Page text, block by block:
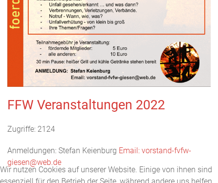
FFW Veranstaltungen 2022
Zugriffe: 2124
Anmeldungen: Stefan Keienburg Email: vorstand-fvfw-
giesen@web.de
Wir nutzen Cookies auf unserer Website. Einige von ihnen sind